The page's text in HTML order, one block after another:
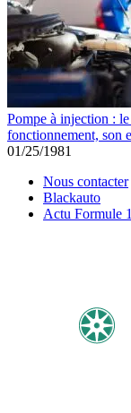
Pompe à injection :
fonctionnement, son
01/25/1981
Nous contacter
Blackauto
Actu Formule